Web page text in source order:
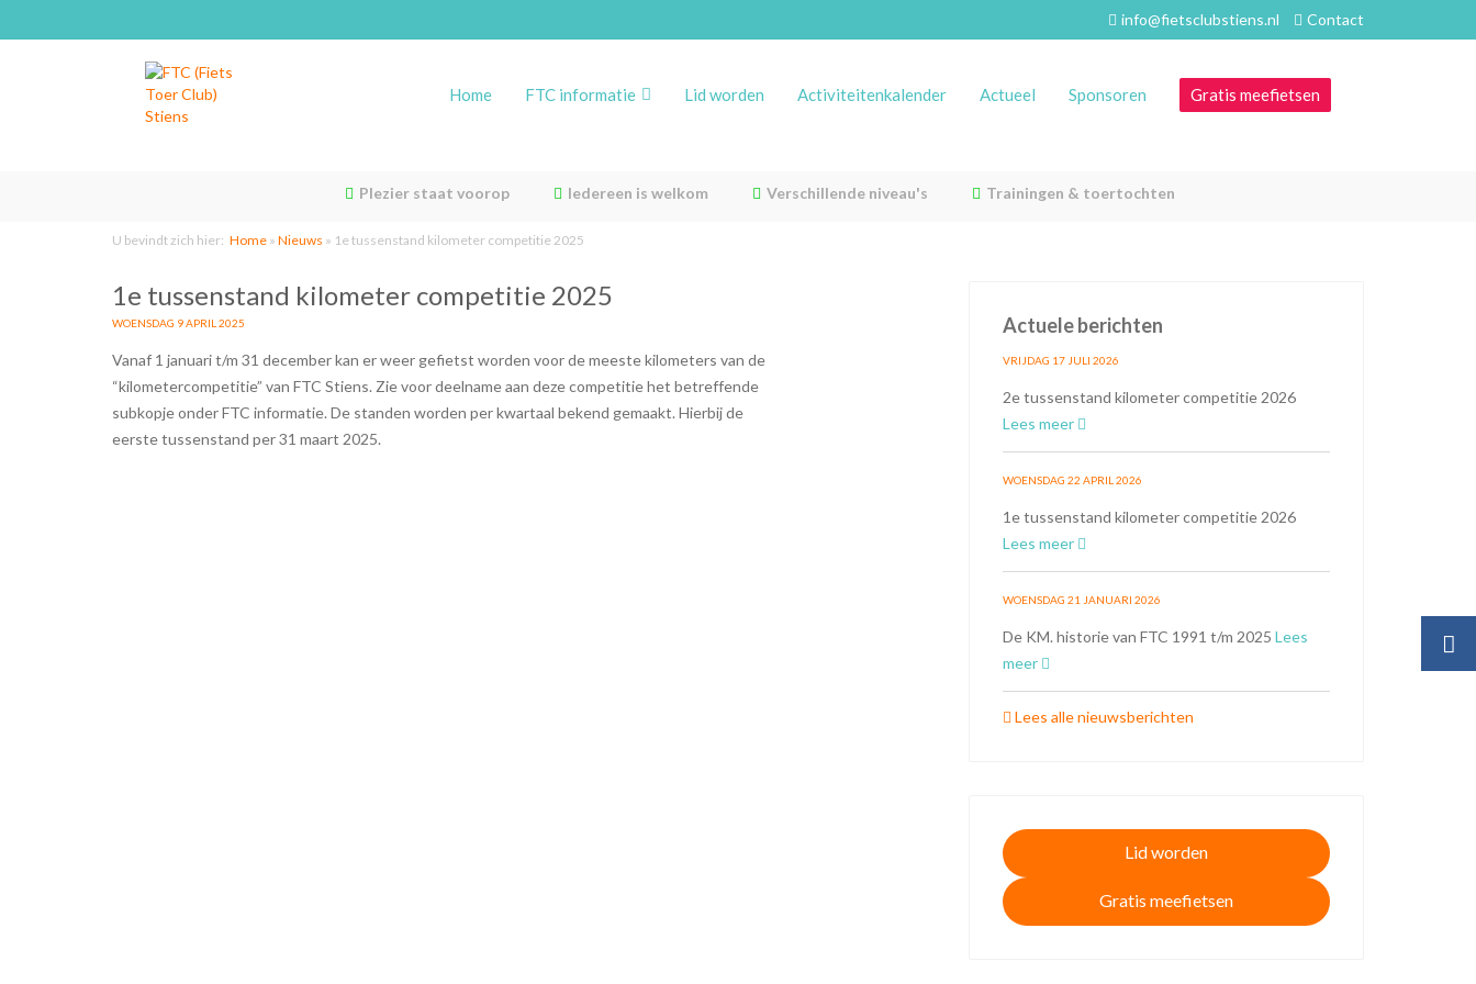
info@fietsclubstiens.nl Contact
Home FTC informatie Lid worden Activiteitenkalender Actueel Sponsoren Gratis meefietsen
Plezier staat voorop Iedereen is welkom Verschillende niveau's Trainingen & toertochten
U bevindt zich hier: Home » Nieuws » 1e tussenstand kilometer competitie 2025
1e tussenstand kilometer competitie 2025
WOENSDAG 9 APRIL 2025
Vanaf 1 januari t/m 31 december kan er weer gefietst worden voor de meeste kilometers van de
“kilometercompetitie” van FTC Stiens. Zie voor deelname aan deze competitie het betreffende
subkopje onder FTC informatie. De standen worden per kwartaal bekend gemaakt. Hierbij de
eerste tussenstand per 31 maart 2025.
Actuele berichten
VRIJDAG 17 JULI 2026
2e tussenstand kilometer competitie 2026
Lees meer
WOENSDAG 22 APRIL 2026
1e tussenstand kilometer competitie 2026
Lees meer
WOENSDAG 21 JANUARI 2026
De KM. historie van FTC 1991 t/m 2025 Lees
meer
Lees alle nieuwsberichten
Lid worden
Gratis meefietsen